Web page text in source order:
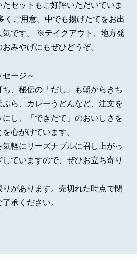
セットもご好評いただいていま
くご用意。中でも揚げたてをお出
気です。 ※テイクアウト、地方発
みやげにもぜひどうぞ。
ージ～
、秘伝の「だし」も朝からきち
ら、カレーうどんなど、注文を
し、「できたて」のおいしさを
心がけています。
軽にリーズナブルに召し上がっ
ていますので、ぜひお立ち寄り
があります。売切れた時点で閉
承ください。